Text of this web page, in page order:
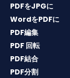
PDFをJPGに
WordをPDFに
PDF編集
PDF 回転
PDF結合
PDF分割